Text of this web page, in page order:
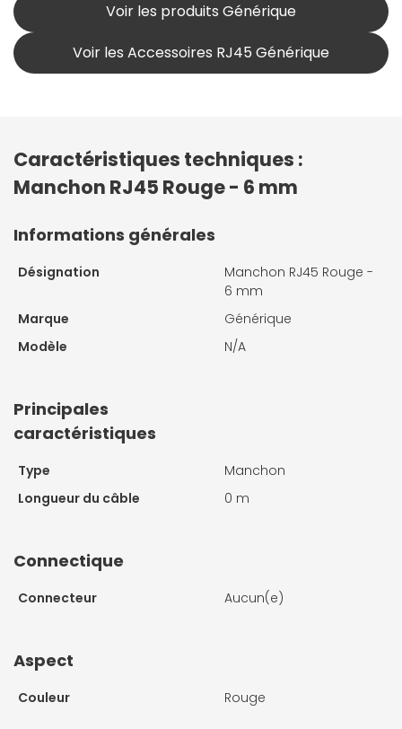
Voir les produits Générique
Voir les Accessoires RJ45 Générique
Caractéristiques techniques :
Manchon RJ45 Rouge - 6 mm
Informations générales
Désignation
Manchon RJ45 Rouge -
6 mm
Marque
Générique
Modèle
N/A
Principales
caractéristiques
Type
Manchon
Longueur du câble
0 m
Connectique
Connecteur Aucun(e)
Aspect
Couleur Rouge